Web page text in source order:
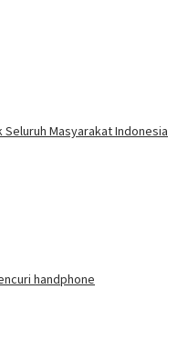
Seluruh Masyarakat Indonesia
handphone